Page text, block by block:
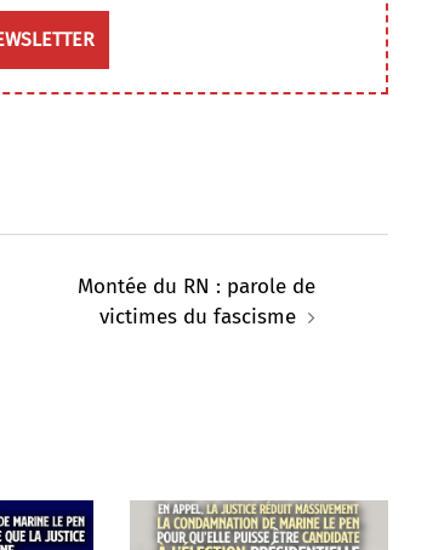
Montée du RN : parole de
victimes du fascisme